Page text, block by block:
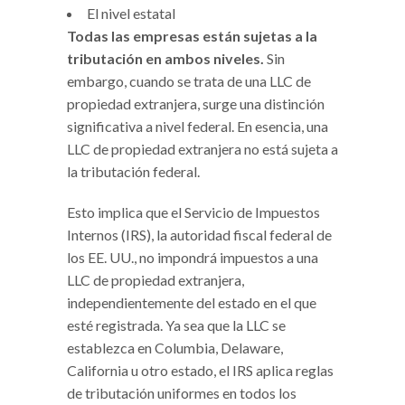
El nivel estatal
Todas las empresas están sujetas a la
tributación en ambos niveles. Sin
embargo, cuando se trata de una LLC de
propiedad extranjera, surge una distinción
significativa a nivel federal. En esencia, una
LLC de propiedad extranjera no está sujeta a
la tributación federal.
Esto implica que el Servicio de Impuestos
Internos (IRS), la autoridad fiscal federal de
los EE. UU., no impondrá impuestos a una
LLC de propiedad extranjera,
independientemente del estado en el que
esté registrada. Ya sea que la LLC se
establezca en Columbia, Delaware,
California u otro estado, el IRS aplica reglas
de tributación uniformes en todos los